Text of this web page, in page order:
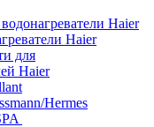
Haier
Haier
для
Haier
Hermes